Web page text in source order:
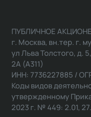
ПУБЛИЧНОЕ
г. Москва, вн.тер. г.
ул Льва Толстого, д.
2А (А311)
ИНН: 7736227885 /
Коды видов
утвержденному
2023 г. № 449: 2.01,